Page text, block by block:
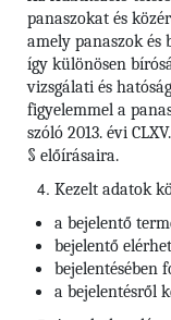
panaszokat és
amely panaszok és
így különösen
vizsgálati és
figyelemmel a
szóló 2013. évi
§ előírásaira.
Kezelt adatok
a bejelentő
bejelentő
bejelentésében
a bejelentésről